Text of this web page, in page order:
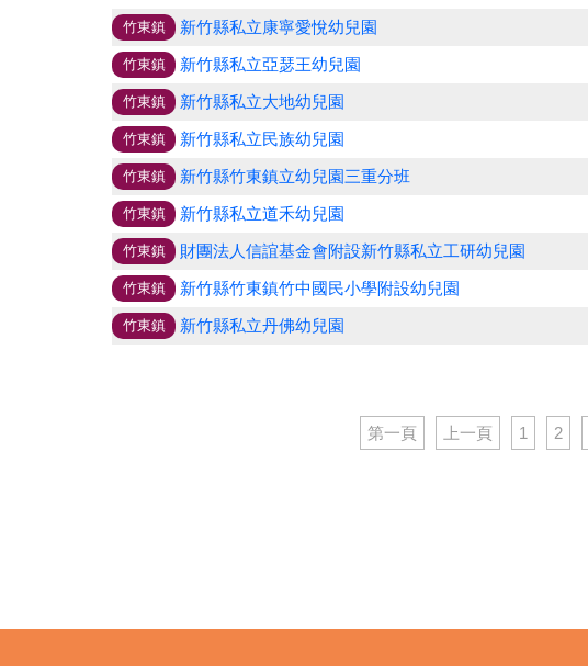
竹東鎮 新竹縣私立康寧愛悅幼兒園
竹東鎮 新竹縣私立亞瑟王幼兒園
竹東鎮 新竹縣私立大地幼兒園
竹東鎮 新竹縣私立民族幼兒園
竹東鎮 新竹縣竹東鎮立幼兒園三重分班
竹東鎮 新竹縣私立道禾幼兒園
竹東鎮 財團法人信誼基金會附設新竹縣私立工研幼兒園
竹東鎮 新竹縣竹東鎮竹中國民小學附設幼兒園
竹東鎮 新竹縣私立丹佛幼兒園
第一頁 上一頁 1 2